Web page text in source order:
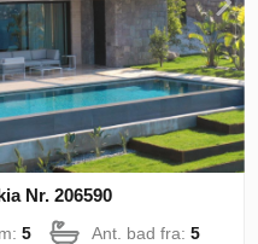
Nr. 206590
5 Ant. bad fra:5